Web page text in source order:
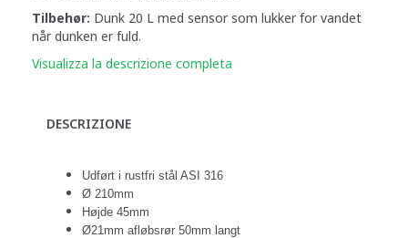
Tilbehør: Dunk 20 L med sensor som lukker for vandet
når dunken er fuld.
Visualizza la descrizione completa
DESCRIZIONE
Udført i rustfri stål ASI 316
Ø 210mm
Højde 45mm
Ø21mm afløbsrør 50mm langt